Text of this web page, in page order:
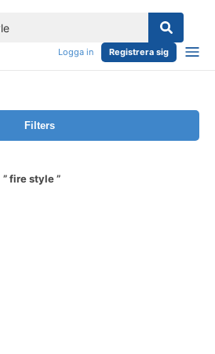
Logga in Registrera sig
Filters
fire style